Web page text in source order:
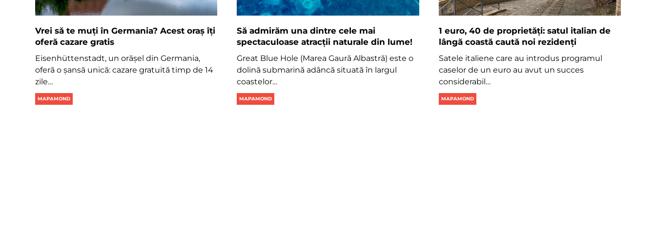
Vrei să te muți în Germania? Acest oraș îți
oferă cazare gratis
Eisenhüttenstadt, un orășel din Germania,
oferă o șansă unică: cazare gratuită timp de 14
zile…
MAPAMOND
Să admirăm una dintre cele mai
spectaculoase atracții naturale din lume!
Great Blue Hole (Marea Gaură Albastră) este o
dolină submarină adâncă situată în largul
coastelor…
MAPAMOND
1 euro, 40 de proprietăți: satul italian de
lângă coastă caută noi rezidenți
Satele italiene care au introdus programul
caselor de un euro au avut un succes
considerabil…
MAPAMOND